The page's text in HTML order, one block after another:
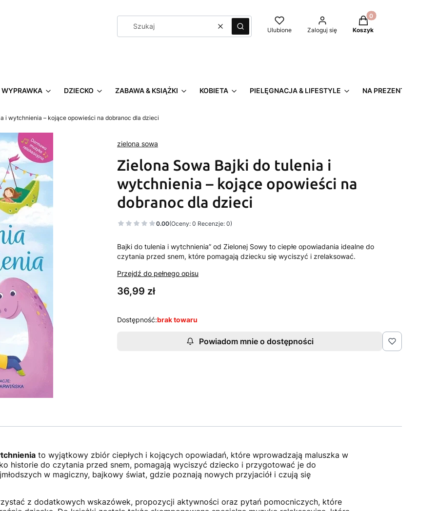
WyczyśćSzukaj Ulubione Zaloguj się
Produkty w koszyku:
Koszyk
WYPRAWKA DZIECKO ZABAWA & KSIĄŻKI KOBIETA PIELĘGNACJA & LIFESTYLE NA PREZENT
i wytchnienia – kojące opowieści na dobranoc dla dzieci
zielona sowa
Zielona Sowa Bajki do tulenia i
wytchnienia – kojące opowieści na
dobranoc dla dzieci
0.00(Oceny: 0 Recenzje: 0)
Bajki do tulenia i wytchnienia” od Zielonej Sowy to ciepłe opowiadania idealne do
czytania przed snem, które pomagają dziecku się wyciszyć i zrelaksować.
Przejdź do pełnego opisu
Cena
36,99 zł
Dostępność:brak towaru
Powiadom mnie o dostępności
to wyjątkowy zbiór ciepłych i kojących opowiadań, które wprowadzają maluszka w
historie do czytania przed snem, pomagają wyciszyć dziecko i przygotować je do
w magiczny, bajkowy świat, gdzie poznają nowych przyjaciół i czują się
z dodatkowych wskazówek, propozycji aktywności oraz pytań pomocniczych, które